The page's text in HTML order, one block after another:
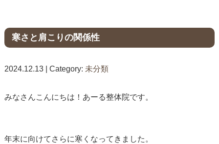
寒さと肩こりの関係性
2024.12.13 | Category: 未分類
みなさんこんにちは！あーる整体院です。
年末に向けてさらに寒くなってきました。